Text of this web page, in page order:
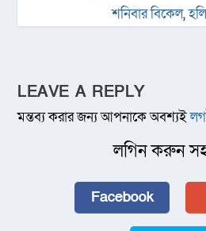
শনিবার বিকেল,
LEAVE A REPLY
মন্তব্য করার জন্য আপনাকে অবশ্যই
লগিন করুন
Facebook